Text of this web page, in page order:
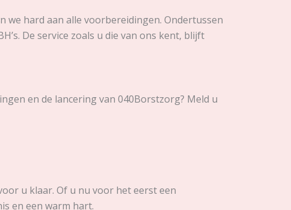
hard aan alle voorbereidingen. Ondertussen
De service zoals u die van ons kent, blijft
en de lancering van 040Borstzorg? Meld u
u klaar. Of u nu voor het eerst een
en een warm hart.